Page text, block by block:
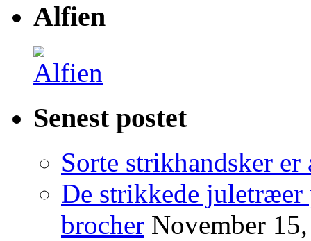
Alfien
Senest postet
Sorte strikhandsker er
De strikkede juletræer
brocher November